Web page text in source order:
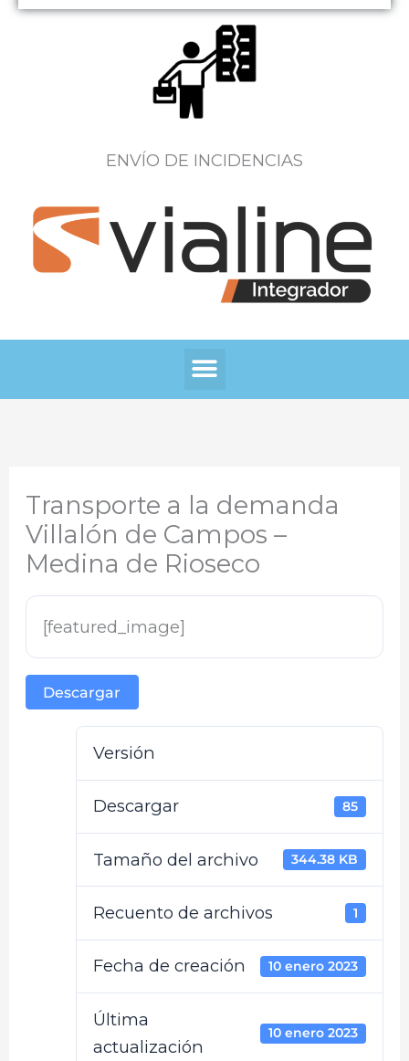
ENVÍO DE INCIDENCIAS
Menú
Transporte a la demanda
Villalón de Campos –
Medina de Rioseco
[featured_image]
Descargar
Versión
Descargar 85
Tamaño del archivo 344.38 KB
Recuento de archivos 1
Fecha de creación 10 enero 2023
Última
actualización
10 enero 2023